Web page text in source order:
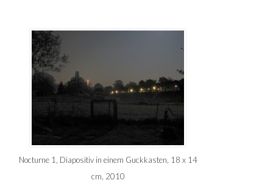
Nocturne 1, Diapositiv in einem Guckkasten, 18 x 14
cm, 2010